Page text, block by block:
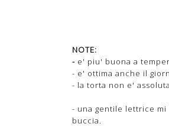
NOTE:
- e' piu' buona a
- e' ottima anche il
- la torta non e'
- una gentile lettrice
buccia.